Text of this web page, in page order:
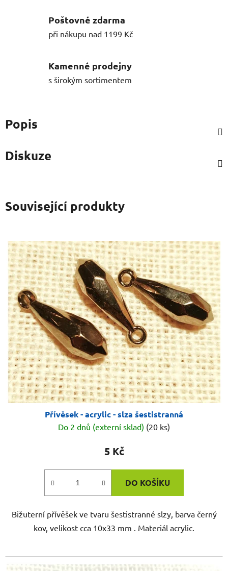
Poštovné zdarma
při nákupu nad 1199 Kč
Kamenné prodejny
s širokým sortimentem
Popis
Diskuze
Související produkty
Přívěsek - acrylic - slza šestistranná
Do 2 dnů (externí sklad) (20 ks)
5 Kč
DO KOŠÍKU
Bižuterní přívěšek ve tvaru šestistranné slzy, barva černý
kov, velikost cca 10x33 mm . Materiál acrylic.